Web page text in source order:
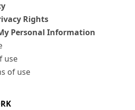
Rights
Personal Information
use
of use